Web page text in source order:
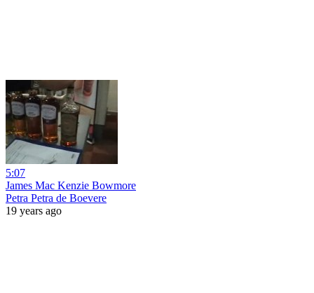
5:07
James Mac Kenzie Bowmore
Petra Petra de Boevere
19 years ago